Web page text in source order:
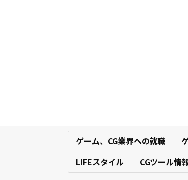
ゲーム、CG業界への就職
LIFEスタイル
CGツール情